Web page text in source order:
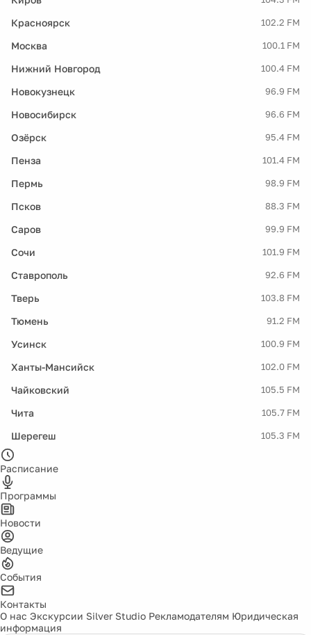
Красноярск 102.2 FM
Москва 100.1 FM
Нижний Новгород 100.4 FM
Новокузнецк 96.9 FM
Новосибирск 96.6 FM
Озёрск 95.4 FM
Пенза 101.4 FM
Пермь 98.9 FM
Псков 88.3 FM
Саров 99.9 FM
Сочи 101.9 FM
Ставрополь 92.6 FM
Тверь 103.8 FM
Тюмень 91.2 FM
Усинск 100.9 FM
Ханты-Мансийск 102.0 FM
Чайковский 105.5 FM
Чита 105.7 FM
Шерегеш 105.3 FM
Расписание
Программы
Новости
Ведущие
События
Контакты
О нас Экскурсии Silver Studio Рекламодателям Юридическая
информация